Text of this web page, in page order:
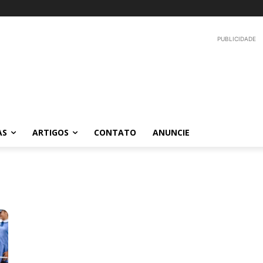
PUBLICIDADE
ARTIGOS CONTATO ANUNCIE